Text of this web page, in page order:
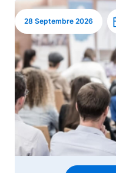
Image
28 Septembre 2026